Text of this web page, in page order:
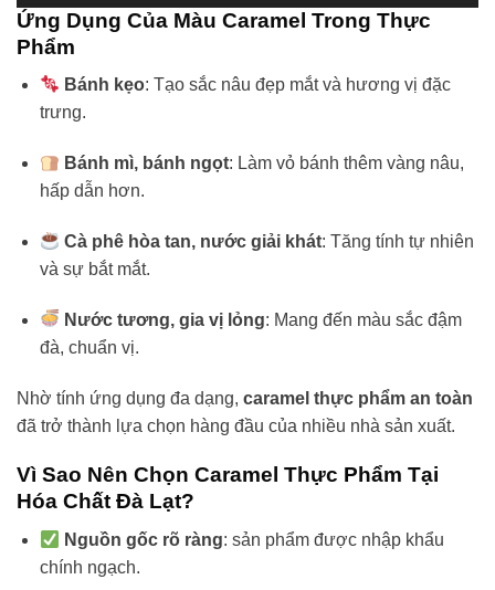
Ứng Dụng Của Màu Caramel Trong Thực
Phẩm
Bánh kẹo: Tạo sắc nâu đẹp mắt và hương vị đặc
trưng.
Bánh mì, bánh ngọt: Làm vỏ bánh thêm vàng nâu,
hấp dẫn hơn.
Cà phê hòa tan, nước giải khát: Tăng tính tự nhiên
và sự bắt mắt.
Nước tương, gia vị lỏng: Mang đến màu sắc đậm
đà, chuẩn vị.
Nhờ tính ứng dụng đa dạng, caramel thực phẩm an toàn
đã trở thành lựa chọn hàng đầu của nhiều nhà sản xuất.
Vì Sao Nên Chọn Caramel Thực Phẩm Tại
Hóa Chất Đà Lạt?
Nguồn gốc rõ ràng: sản phẩm được nhập khẩu
chính ngạch.